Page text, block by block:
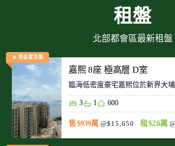
租盤
北部都會區最新租盤
黃金置頂盤
嘉熙 8座 極高層 D室
臨海低密度豪宅嘉熙位於新界大
3 1 600
售 $939萬 @$15,650 租 $2.6萬